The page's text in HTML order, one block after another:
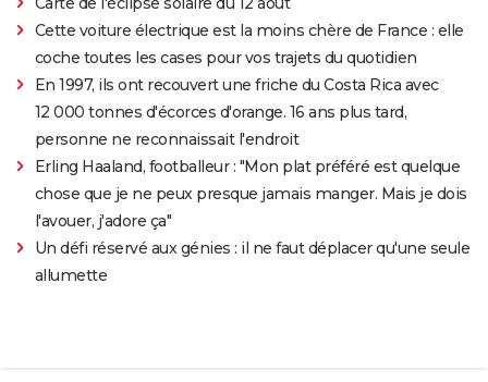
Cette voiture électrique est la moins chère de France : elle
coche toutes les cases pour vos trajets du quotidien
En 1997, ils ont recouvert une friche du Costa Rica avec
12 000 tonnes d'écorces d'orange. 16 ans plus tard,
personne ne reconnaissait l'endroit
Erling Haaland, footballeur : "Mon plat préféré est quelque
chose que je ne peux presque jamais manger. Mais je dois
l'avouer, j'adore ça"
Un défi réservé aux génies : il ne faut déplacer qu'une seule
allumette